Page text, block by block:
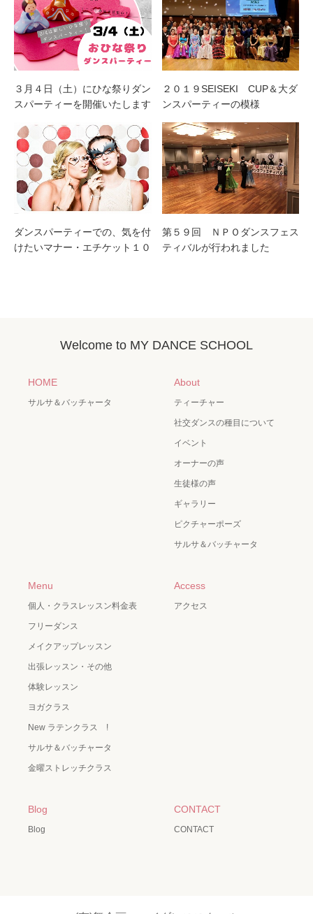
３月４日（土）にひな祭りダン
スパーティーを開催いたします
２０１９SEISEKI CUP＆大ダ
ンスパーティーの模様
ダンスパーティーでの、気を付
けたいマナー・エチケット１０
第５９回 ＮＰＯダンスフェス
ティバルが行われました
Welcome to MY DANCE SCHOOL
HOME
サルサ＆バッチャータ
About
ティーチャー
社交ダンスの種目について
イベント
オーナーの声
生徒様の声
ギャラリー
ピクチャーポーズ
サルサ＆バッチャータ
Menu
個人・クラスレッスン料金表
フリーダンス
メイクアップレッスン
出張レッスン・その他
体験レッスン
ヨガクラス
New ラテンクラス !
サルサ＆バッチャータ
金曜ストレッチクラス
Access
アクセス
Blog
Blog
CONTACT
CONTACT